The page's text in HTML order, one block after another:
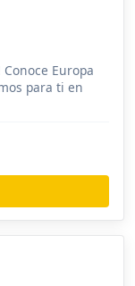
Europa
para ti en